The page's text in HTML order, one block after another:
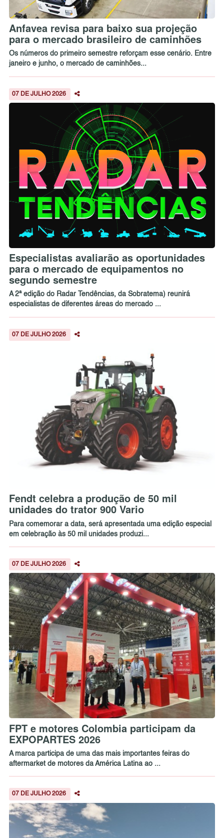
Anfavea revisa para baixo sua projeção
para o mercado brasileiro de caminhões
Os números do primeiro semestre reforçam esse cenário. Entre
janeiro e junho, o mercado de caminhões...
07 DE JULHO 2026
Especialistas avaliarão as oportunidades
para o mercado de equipamentos no
segundo semestre
A 2ª edição do Radar Tendências, da Sobratema) reunirá
especialistas de diferentes áreas do mercado ...
07 DE JULHO 2026
Fendt celebra a produção de 50 mil
unidades do trator 900 Vario
Para comemorar a data, será apresentada uma edição especial
em celebração às 50 mil unidades produzi...
07 DE JULHO 2026
FPT e motores Colombia participam da
EXPOPARTES 2026
A marca participa de uma das mais importantes feiras do
aftermarket de motores da América Latina ao ...
07 DE JULHO 2026